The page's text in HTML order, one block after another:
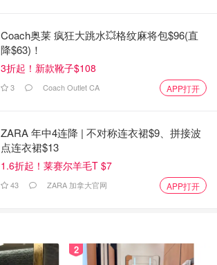
Coach奥莱 疯狂大跳水💥格纹麻将包$96(直
降$63)！
3折起！新款靴子$108
3 Coach Outlet CA APP打开
ZARA 年中4连降 | 不对称连衣裙$9、拼接波
点连衣裙$13
1.6折起！莱赛尔羊毛T $7
43 ZARA 加拿大官网 APP打开
2